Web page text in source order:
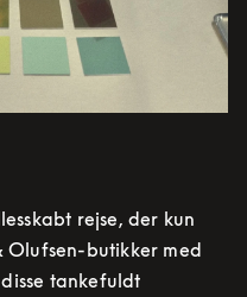
rejse, der kun
Olufsen-butikker med
tankefuldt